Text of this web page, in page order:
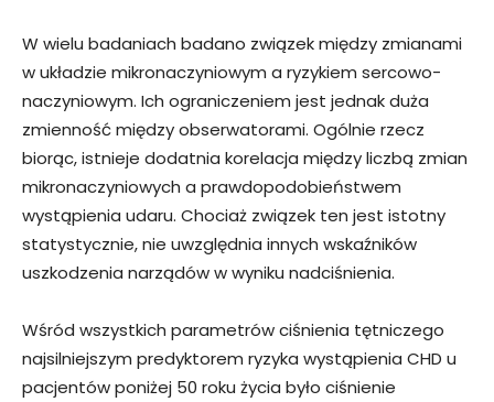
W wielu badaniach badano związek między zmianami
w układzie mikronaczyniowym a ryzykiem sercowo-
naczyniowym. Ich ograniczeniem jest jednak duża
zmienność między obserwatorami. Ogólnie rzecz
biorąc, istnieje dodatnia korelacja między liczbą zmian
mikronaczyniowych a prawdopodobieństwem
wystąpienia udaru. Chociaż związek ten jest istotny
statystycznie, nie uwzględnia innych wskaźników
uszkodzenia narządów w wyniku nadciśnienia.
Wśród wszystkich parametrów ciśnienia tętniczego
najsilniejszym predyktorem ryzyka wystąpienia CHD u
pacjentów poniżej 50 roku życia było ciśnienie